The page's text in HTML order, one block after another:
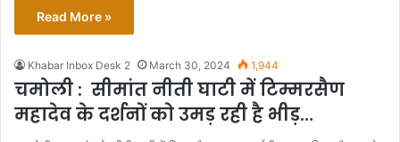
Read More »
Khabar Inbox Desk 2 March 30, 2024 1,944
चमोली : सीमांत नीती घाटी में टिम्मरसैण
महादेव के दर्शनों को उमड़ रही है भीड़…